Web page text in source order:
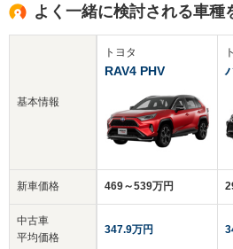
よく一緒に検討される車種
基本情報
新車価格
中古車
平均価格
トヨタ
RAV4 PHV
469～539万円
347.9万円